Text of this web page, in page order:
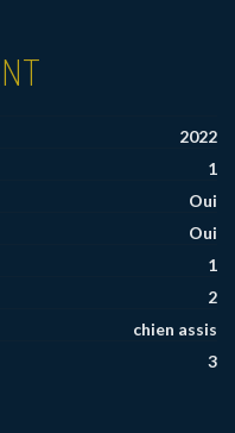
2022
1
Oui
Oui
1
2
chien assis
3